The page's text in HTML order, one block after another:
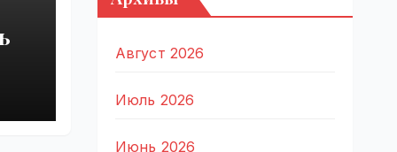
Август 2026
Июль 2026
Июнь 2026